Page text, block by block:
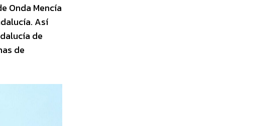
Onda Mencía
Así
de
de